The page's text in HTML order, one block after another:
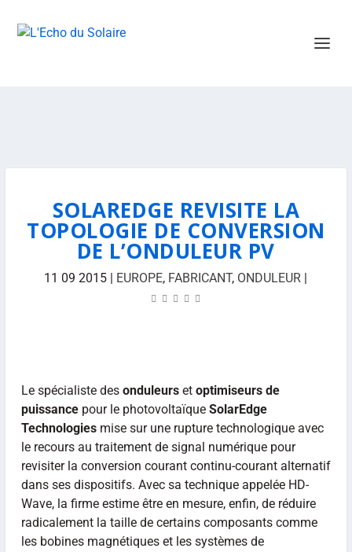
SOLAREDGE REVISITE LA
TOPOLOGIE DE CONVERSION
DE L’ONDULEUR PV
11 09 2015 | EUROPE, FABRICANT, ONDULEUR |
Le spécialiste des onduleurset optimiseurs de
puissancepour le photovoltaïque SolarEdge
Technologiesmise sur une rupture technologique avec
le recours au traitement de signal numérique pour
revisiter la conversion courant continu-courant alternatif
dans ses dispositifs. Avec sa technique appelée HD-
Wave, la firme estime être en mesure, enfin, de réduire
radicalement la taille de certains composants comme
les bobines magnétiques et les systèmes de